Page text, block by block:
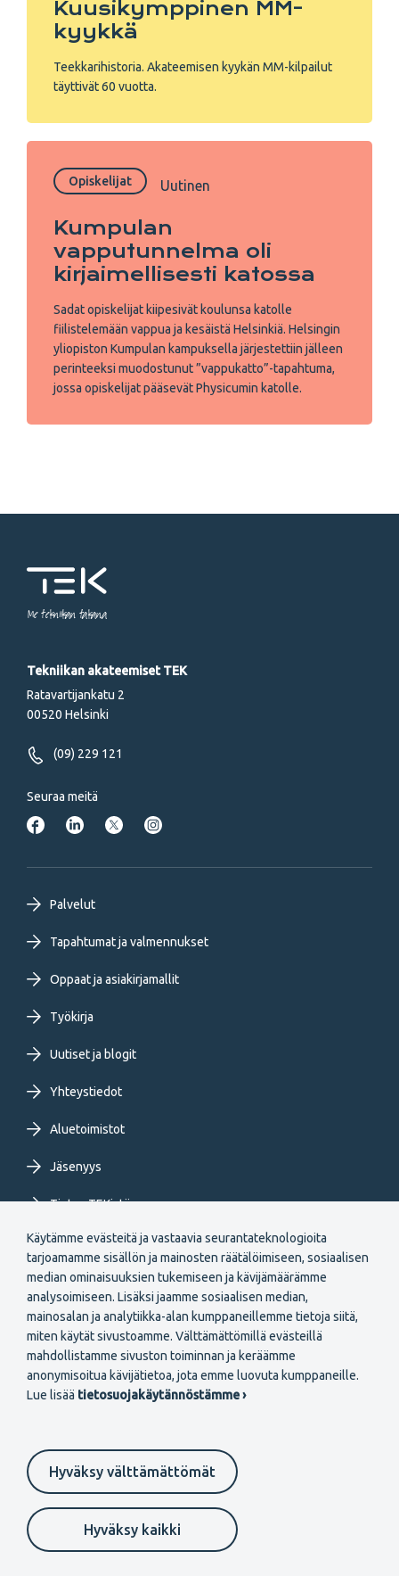
Käytämme evästeitä ja vastaavia seurantateknologioita
tarjoamamme sisällön ja mainosten räätälöimiseen, sosiaalisen
median ominaisuuksien tukemiseen ja kävijämäärämme
analysoimiseen. Lisäksi jaamme sosiaalisen median,
mainosalan ja analytiikka-alan kumppaneillemme tietoja siitä,
miten käytät sivustoamme. Välttämättömillä evästeillä
mahdollistamme sivuston toiminnan ja keräämme
anonymisoitua kävijätietoa, jota emme luovuta kumppaneille.
Lue lisää tietosuojakäytännöstämme ›
Hyväksy välttämättömät
Hyväksy kaikki
Kuusi­kymppinen MM-
kyykkä
Teekkarihistoria. Akateemisen kyykän MM-kilpailut
täyttivät 60 vuotta.
Opiskelijat Uutinen
Kumpulan
vapputunnelma oli
kirjaimellisesti katossa
Sadat opiskelijat kiipesivät koulunsa katolle
fiilistelemään vappua ja kesäistä Helsinkiä. Helsingin
yliopiston Kumpulan kampuksella järjestettiin jälleen
perinteeksi muodostunut ”vappukatto”-tapahtuma,
jossa opiskelijat pääsevät Physicumin katolle.
Me tekniikan takana
Tekniikan akateemiset TEK
Ratavartijankatu 2
00520 Helsinki
(09) 229 121
Seuraa meitä
Footer
primary
menu
FI
Palvelut
Tapahtumat ja valmennukset
Oppaat ja asiakirjamallit
Työkirja
Uutiset ja blogit
Yhteystiedot
Aluetoimistot
Jäsenyys
Tietoa TEKistä
Extranet
Secondary
FI
Liity jäseneksi
Footer
secondary
Evästeasetukset Tietosuojaselosteet
Ilmoituskanava
Suomeksi In English På svenska